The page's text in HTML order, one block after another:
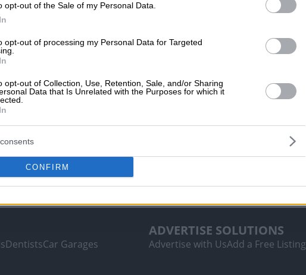
opt-out of the Sale of my Personal Data.
opt-out of processing my Personal Data for Targeted
opt-out of Collection, Use, Retention, Sale, and/or Sharing
Data that Is Unrelated with the Purposes for which it
CONFIRM
DentistsCar Garages
ADVERTISE SOLUTIONS
Advertise with UsAdd a Free Listing